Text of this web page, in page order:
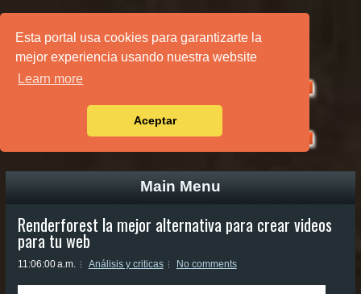
Esta portal usa cookies para garantizarte la
mejor experiencia usando nuestra website
Learn more
Aceptar
PÁGINA PRINCIPAL
Main Menu
Renderforest la mejor alternativa para crear videos
para tu web
11:06:00 a.m. Análisis y criticas No comments